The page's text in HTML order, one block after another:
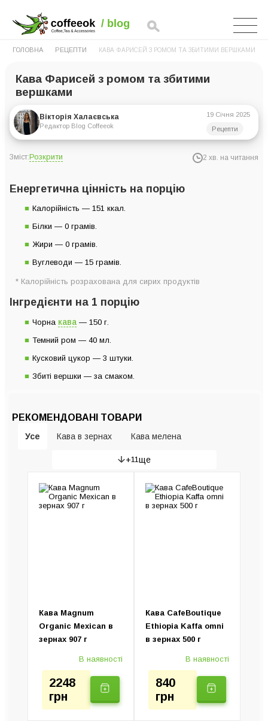
ГОЛОВНА РЕЦЕПТИ КАВА ФАРИСЕЙ З РОМОМ ТА ЗБИТИМИ ВЕРШКАМИ
Кава Фарисей з ромом та збитими
вершками
Вікторія Халаєвська
Редактор Blog Coffeeok
19 Січня 2025
Рецепти
Зміст:Розкрити 2 хв. на читання
Інструкція приготування
Енергетична цінність на порцію
Калорійність — 151 ккал.
Білки — 0 грамів.
Жири — 0 грамів.
Вуглеводи — 15 грамів.
* Калорійність розрахована для сирих продуктів
Інгредієнти на 1 порцію
Чорна кава — 150 г.
Темний ром — 40 мл.
Кусковий цукор — 3 штуки.
Збиті вершки — за смаком.
РЕКОМЕНДОВАНІ ТОВАРИ
Усе Кава в зернах Кава мелена
Рожкові кавоварки
Кавомашини Кавомолки
+11 ще
Кава Magnum
Organic Mexican в
зернах 907 г
В наявності
2248
грн
Кава CafeBoutique
Ethiopia Kaffa omni
в зернах 500 г
В наявності
840
грн